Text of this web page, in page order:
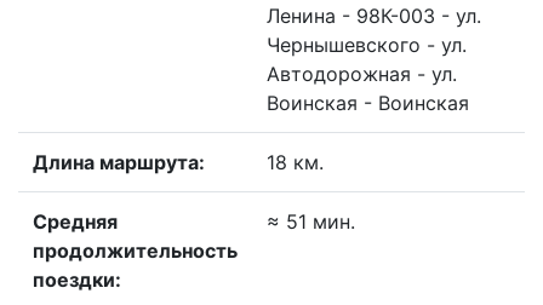
Ленина - 98К-003 - ул.
Чернышевского - ул.
Автодорожная - ул.
Воинская - Воинская
Длина маршрута: 18 км.
Средняя
продолжительность
поездки:
≈ 51 мин.